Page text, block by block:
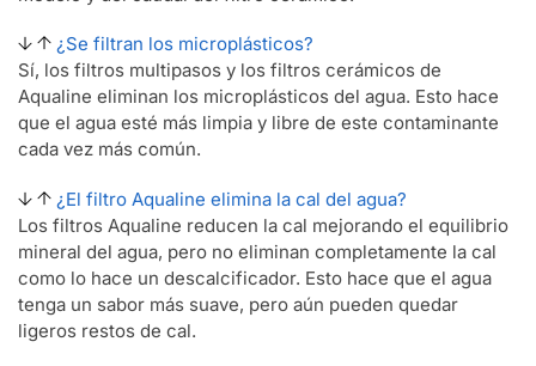
¿Se filtran los microplásticos?
Sí, los filtros multipasos y los filtros cerámicos de
Aqualine eliminan los microplásticos del agua. Esto hace
que el agua esté más limpia y libre de este contaminante
cada vez más común.
¿El filtro Aqualine elimina la cal del agua?
Los filtros Aqualine reducen la cal mejorando el equilibrio
mineral del agua, pero no eliminan completamente la cal
como lo hace un descalcificador. Esto hace que el agua
tenga un sabor más suave, pero aún pueden quedar
ligeros restos de cal.